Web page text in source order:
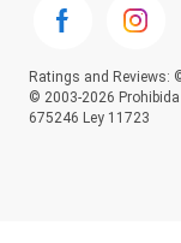
Ratings and Reviews:
© 2003-2026
675246 Ley 11723